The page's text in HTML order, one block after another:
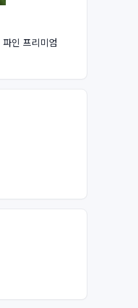
인 프리미엄